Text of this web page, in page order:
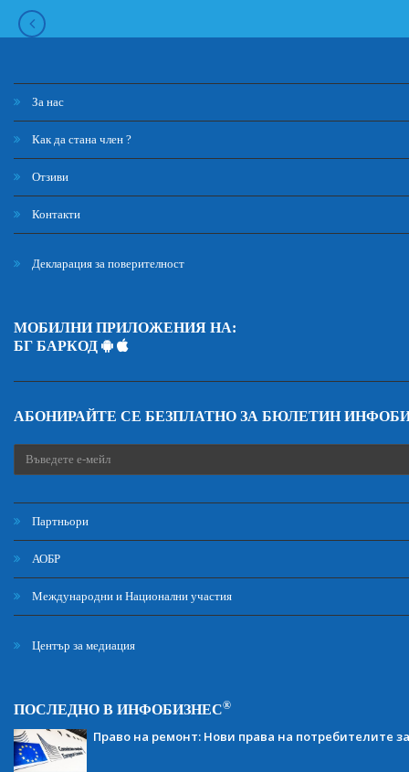
За нас
Как да стана член ?
Отзиви
Контакти
Декларация за поверителност
МОБИЛНИ ПРИЛОЖЕНИЯ НА:
БГ БАРКОД
АБОНИРАЙТЕ СЕ БЕЗПЛАТНО ЗА БЮЛЕТИН
Партньори
АОБР
Международни и Национални участия
Център за медиация
ПОСЛЕДНО В ИНФОБИЗНЕС®
Право на ремонт: Нови права на потребителите